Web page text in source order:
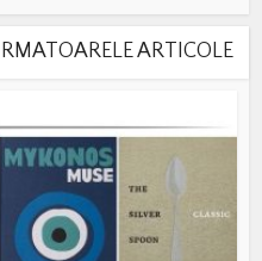
ARTICOLE